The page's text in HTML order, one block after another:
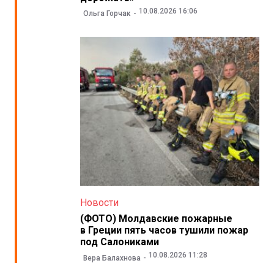
Ольга Горчак 10.08.2026 16:06
Новости
(ФОТО) Молдавские пожарные
в Греции пять часов тушили пожар
под Салониками
Вера Балахнова 10.08.2026 11:28